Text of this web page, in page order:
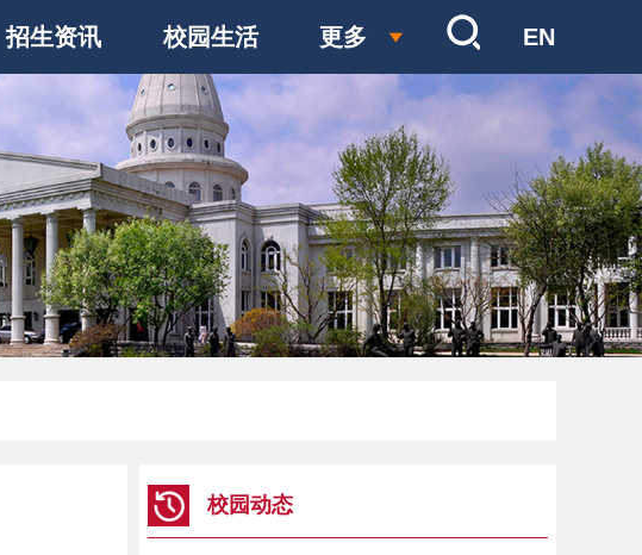
招生资讯 校园生活 更多 EN
校园动态